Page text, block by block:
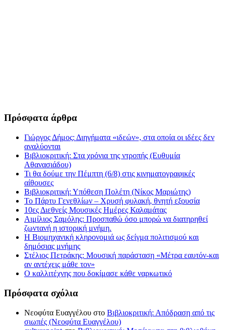
Πρόσφατα άρθρα
Γιώργος Δήμος: Διηγήματα «ιδεών», στα οποία οι ιδέες δεν
αναλύονται
Βιβλιοκριτική: Στα χρόνια της ντροπής (Ευθυμία
Αθανασιάδου)
Τι θα δούμε την Πέμπτη (6/8) στις κινηματογραφικές
αίθουσες
Βιβλιοκριτική: Υπόθεση Πολέτη (Νίκος Μαριώτης)
Το Πάρτυ Γενεθλίων – Χρυσή φυλακή, θνητή εξουσία
10ες Διεθνείς Μουσικές Ημέρες Καλαμάτας
Αιμίλιος Σαμόλης: Προσπαθώ όσο μπορώ να διατηρηθεί
ζωντανή η ιστορική μνήμη.
Η Βιομηχανική κληρονομιά ως δείγμα πολιτισμού και
δημόσιας μνήμης
Στέλιος Πετράκης: Μουσική παράσταση «Μέτρα εαυτόν-και
αν αντέχεις μάθε τον»
Ο καλλιτέχνης που δοκίμασε κάθε ναρκωτικό
Πρόσφατα σχόλια
Νεοφύτα Ευαγγέλου στο Βιβλιοκριτική: Απόδραση από τις
σιωπές (Νεοφύτα Ευαγγέλου)